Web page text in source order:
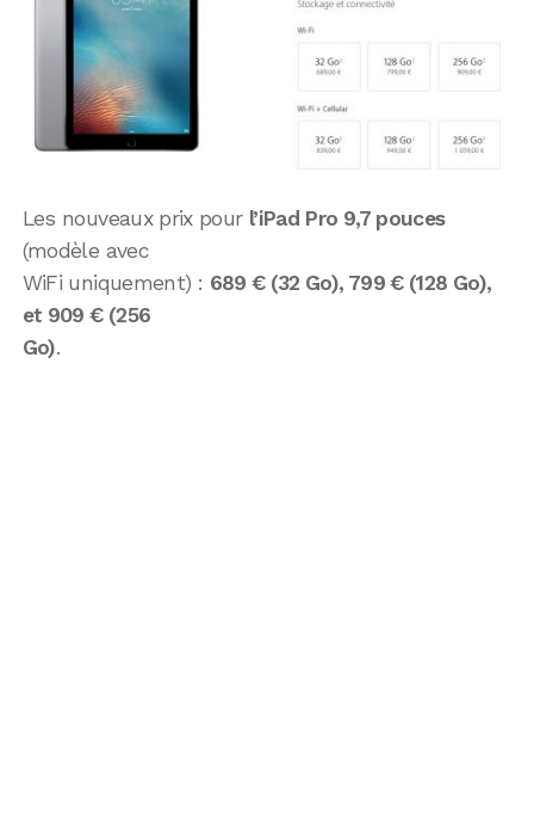
Les nouveaux prix pour l’iPad Pro 9,7 pouces
(modèle avec
WiFi uniquement) : 689 € (32 Go), 799 € (128 Go),
et 909 € (256
Go).